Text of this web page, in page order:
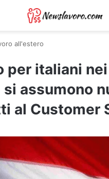
all'estero
per italiani
si assumono
al Customer